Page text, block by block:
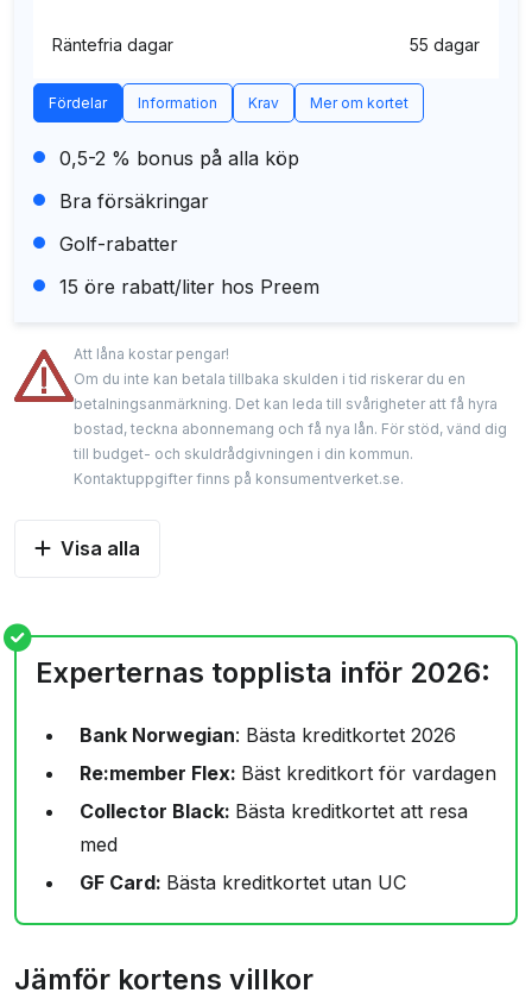
Räntefria dagar 55 dagar
Fördelar Information Krav Mer om kortet
0,5-2 % bonus på alla köp
Bra försäkringar
Golf-rabatter
15 öre rabatt/liter hos Preem
Att låna kostar pengar!
Om du inte kan betala tillbaka skulden i tid riskerar du en
betalningsanmärkning. Det kan leda till svårigheter att få hyra
bostad, teckna abonnemang och få nya lån. För stöd, vänd dig
till budget- och skuldrådgivningen i din kommun.
Kontaktuppgifter finns på konsumentverket.se.
Visa alla
Experternas topplista inför 2026:
Bank Norwegian: Bästa kreditkortet 2026
Re:member Flex: Bäst kreditkort för vardagen
Collector Black: Bästa kreditkortet att resa
med
GF Card: Bästa kreditkortet utan UC
Jämför kortens villkor